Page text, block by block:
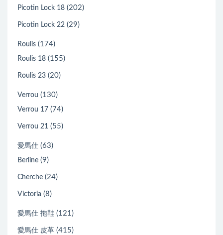
Picotin Lock 18 (202)
Picotin Lock 22 (29)
Roulis (174)
Roulis 18 (155)
Roulis 23 (20)
Verrou (130)
Verrou 17 (74)
Verrou 21 (55)
愛馬仕 (63)
Berline (9)
Cherche (24)
Victoria (8)
愛馬仕 拖鞋 (121)
愛馬仕 皮革 (415)